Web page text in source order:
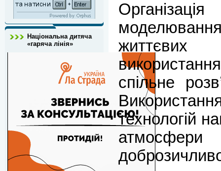
Національна дитяча
«гаряча лінія»
спільне
технологій
атмосфери